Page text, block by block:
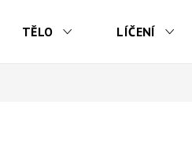
TĚLO LÍČENÍ